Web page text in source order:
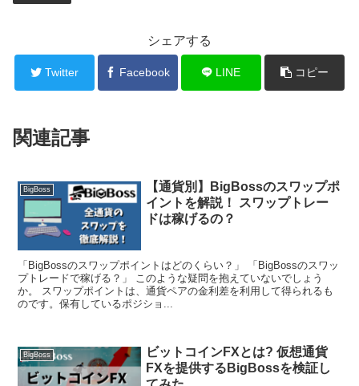
シェアする
Twitter Facebook LINE コピー
関連記事
BigBoss
【通貨別】BigBossのスワップポ
イントを解説！ スワップトレー
ドは稼げるの？
「BigBossのスワップポイントはどのくらい？」 「BigBossのスワッ
プトレードで稼げる？」 このような疑問を抱えていないでしょう
か。 スワップポイントは、通貨ペアの金利差を利用して得られるも
のです。保有しているポジショ...
BigBoss
ビットコインFXとは? 仮想通貨
FXを提供するBigBossを検証し